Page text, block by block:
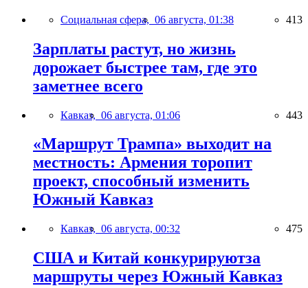
Социальная сфера, 06 августа, 01:38 413
Зарплаты растут, но жизнь
дорожает быстрее там, где это
заметнее всего
Кавказ, 06 августа, 01:06 443
«Маршрут Трампа» выходит на
местность: Армения торопит
проект, способный изменить
Южный Кавказ
Кавказ, 06 августа, 00:32 475
США и Китай конкурируютза
маршруты через Южный Кавказ